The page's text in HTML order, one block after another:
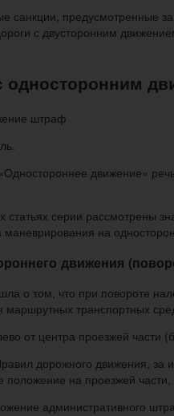
санкции, предусмотренные
с двусторонним
движение»
серии рассмотрены
маневрирования на
движения
о том, что при повороте
маршрутных транспортных
от центра проезжей
дорожного движения, за
положение на проезжей
административного